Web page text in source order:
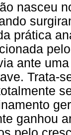
nasceu
prática
ante
Trata-
ganhou